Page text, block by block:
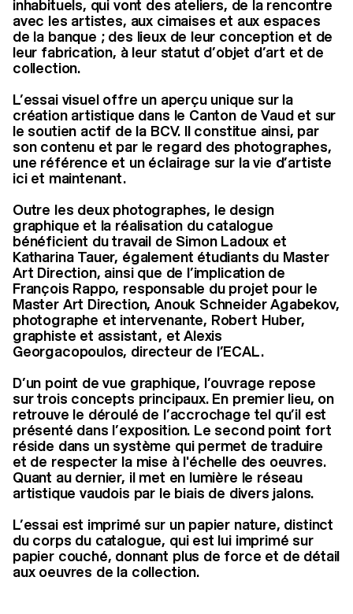
inhabituels, qui vont des ateliers, de la rencontre
avec les artistes, aux cimaises et aux espaces
de la banque ; des lieux de leur conception et de
leur fabrication, à leur statut d’objet d’art et de
collection.
L’essai visuel offre un aperçu unique sur la
création artistique dans le Canton de Vaud et sur
le soutien actif de la BCV. Il constitue ainsi, par
son contenu et par le regard des photographes,
une référence et un éclairage sur la vie d’artiste
ici et maintenant.
Outre les deux photographes, le design
graphique et la réalisation du catalogue
bénéficient du travail de Simon Ladoux et
Katharina Tauer, également étudiants du Master
Art Direction, ainsi que de l’implication de
François Rappo, responsable du projet pour le
Master Art Direction, Anouk Schneider Agabekov,
photographe et intervenante, Robert Huber,
graphiste et assistant, et Alexis
Georgacopoulos, directeur de l’ECAL.
D’un point de vue graphique, l’ouvrage repose
sur trois concepts principaux. En premier lieu, on
retrouve le déroulé de l’accrochage tel qu’il est
présenté dans l’exposition. Le second point fort
réside dans un système qui permet de traduire
et de respecter la mise à l'échelle des oeuvres.
Quant au dernier, il met en lumière le réseau
artistique vaudois par le biais de divers jalons.
L’essai est imprimé sur un papier nature, distinct
du corps du catalogue, qui est lui imprimé sur
papier couché, donnant plus de force et de détail
aux oeuvres de la collection.